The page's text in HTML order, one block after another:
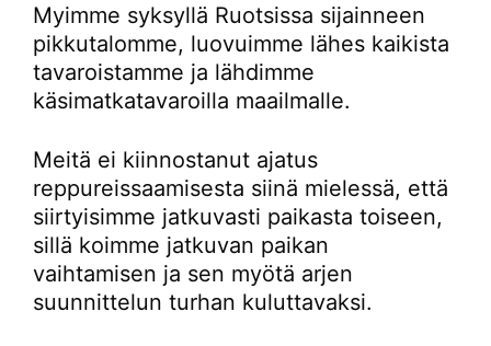
Myimme syksyllä Ruotsissa sijainneen
pikkutalomme, luovuimme lähes kaikista
tavaroistamme ja lähdimme
käsimatkatavaroilla maailmalle.
Meitä ei kiinnostanut ajatus
reppureissaamisesta siinä mielessä, että
siirtyisimme jatkuvasti paikasta toiseen,
sillä koimme jatkuvan paikan
vaihtamisen ja sen myötä arjen
suunnittelun turhan kuluttavaksi.